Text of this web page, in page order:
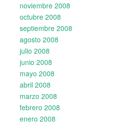
noviembre 2008
octubre 2008
septiembre 2008
agosto 2008
julio 2008
junio 2008
mayo 2008
abril 2008
marzo 2008
febrero 2008
enero 2008